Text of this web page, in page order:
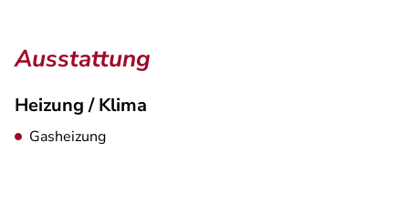
Ausstattung
Heizung / Klima
Gasheizung